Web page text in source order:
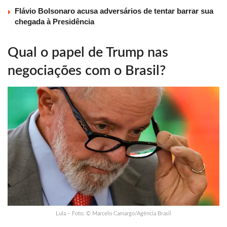
Flávio Bolsonaro acusa adversários de tentar barrar sua
chegada à Presidência
Qual o papel de Trump nas
negociações com o Brasil?
Lula – Foto: © Marcelo Camargo/Agência Brasil